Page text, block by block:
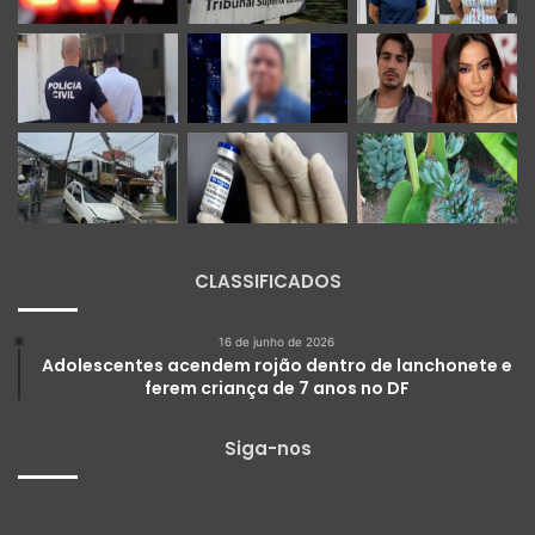
CLASSIFICADOS
16 de junho de 2026
Adolescentes acendem rojão dentro de lanchonete e
ferem criança de 7 anos no DF
Siga-nos